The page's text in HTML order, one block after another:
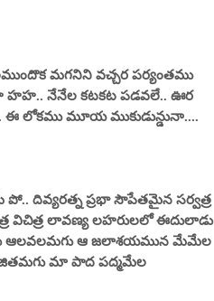
మగనిని వచ్చర పర్యంతము
హహ.. నేనేల కటకట పడవలే.. ఊర
ఈ లోకము మూయ ముకుడున్డునా....
దివ్యరత్న ప్రభా సౌపేతమైన సర్వత్ర
లావణ్య లహరులలో ఈదులాడు
ఆలవలమగు ఆ జలాశయమున మేమేల
మా పాద పద్మమేల